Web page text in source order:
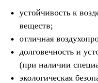
устойчивость к
веществ;
отличная
долговечность и
(при наличии
экологическая